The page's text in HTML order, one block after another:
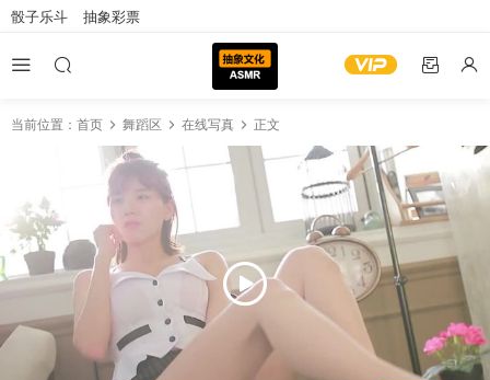
骰子乐斗 抽象彩票
当前位置： 首页 舞蹈区 在线写真 正文